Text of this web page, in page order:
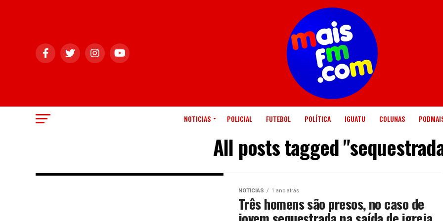
NOTICIAS POLICIAL FUTEBOL POLÍTICA IGUATU COLUNAS
All posts tagged
NOTICIAS 1 ano atrás
Três homens são presos, no caso de